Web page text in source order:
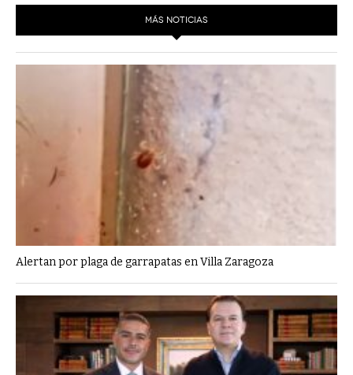
MÁS NOTICIAS
Alertan por plaga de garrapatas en Villa Zaragoza